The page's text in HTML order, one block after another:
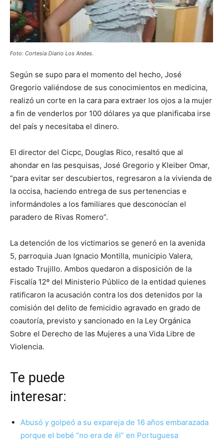
Foto: Cortesía Diario Los Andes.
Según se supo para el momento del hecho, José
Gregorio valiéndose de sus conocimientos en medicina,
realizó un corte en la cara para extraer los ojos a la mujer
a fin de venderlos por 100 dólares ya que planificaba irse
del país y necesitaba el dinero.
El director del Cicpc, Douglas Rico, resaltó que al
ahondar en las pesquisas, José Gregorio y Kleiber Omar,
“para evitar ser descubiertos, regresaron a la vivienda de
la occisa, haciendo entrega de sus pertenencias e
informándoles a los familiares que desconocían el
paradero de Rivas Romero”.
La detención de los victimarios se generó en la avenida
5, parroquia Juan Ignacio Montilla, municipio Valera,
estado Trujillo. Ambos quedaron a disposición de la
Fiscalía 12º del Ministerio Público de la entidad quienes
ratificaron la acusación contra los dos detenidos por la
comisión del delito de femicidio agravado en grado de
coautoría, previsto y sancionado en la Ley Orgánica
Sobre el Derecho de las Mujeres a una Vida Libre de
Violencia.
Te puede
Abusó y golpeó a su expareja de 16 años embarazada
porque el bebé “no era de él” en Portuguesa